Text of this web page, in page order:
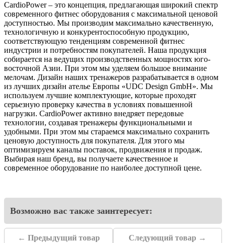
CardioPower – это концепция, предлагающая широкий спектр
современного фитнес оборудования с максимальной ценовой
доступностью. Мы производим максимально качественную,
технологичную и конкурентоспособную продукцию,
соответствующую тенденциям современной фитнес
индустрии и потребностям покупателей. Наша продукция
собирается на ведущих производственных мощностях юго-
восточной Азии. При этом мы уделяем большое внимание
мелочам. Дизайн наших тренажеров разрабатывается в одном
из лучших дизайн ателье Европы «UDС Design GmbH». Мы
используем лучшие комплектующие, которые проходят
серьезную проверку качества в условиях повышенной
нагрузки. CardioPower активно внедряет передовые
технологии, создавая тренажеры функциональными и
удобными. При этом мы стараемся максимально сохранить
ценовую доступность для покупателя. Для этого мы
оптимизируем каналы поставок, продвижения и продаж.
Выбирая наш бренд, вы получаете качественное и
современное оборудование по наиболее доступной цене.
Возможно вас также заинтересует:
← Предыдущий товар
Следующий товар →